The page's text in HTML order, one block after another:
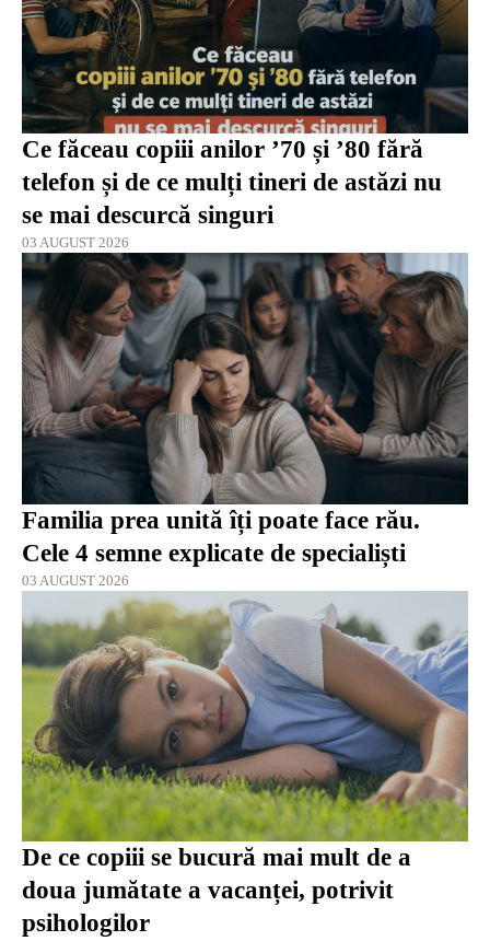
Ce făceau copiii anilor ’70 și ’80 fără
telefon și de ce mulți tineri de astăzi nu
se mai descurcă singuri
03 AUGUST 2026
Familia prea unită îți poate face rău.
Cele 4 semne explicate de specialiști
03 AUGUST 2026
De ce copiii se bucură mai mult de a
doua jumătate a vacanței, potrivit
psihologilor